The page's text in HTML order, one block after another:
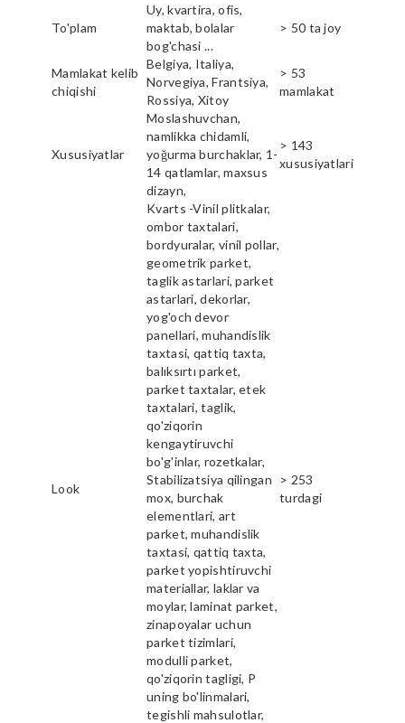
To'plam
Uy, kvartira, ofis,
maktab, bolalar
bog'chasi ...
> 50 ta joy
Mamlakat kelib
chiqishi
Belgiya, Italiya,
Norvegiya, Frantsiya,
Rossiya, Xitoy
> 53
mamlakat
Xususiyatlar
Moslashuvchan,
namlikka chidamli,
yoğurma burchaklar, 1-
14 qatlamlar, maxsus
dizayn,
> 143
xususiyatlari
Look
Kvarts -Vinil plitkalar,
ombor taxtalari,
bordyuralar, vinil pollar,
geometrik parket,
taglik astarlari, parket
astarlari, dekorlar,
yog'och devor
panellari, muhandislik
taxtasi, qattiq taxta,
balıksırtı parket,
parket taxtalar, etek
taxtalari, taglik,
qo'ziqorin
kengaytiruvchi
bo'g'inlar, rozetkalar,
Stabilizatsiya qilingan
mox, burchak
elementlari, art
parket, muhandislik
taxtasi, qattiq taxta,
parket yopishtiruvchi
materiallar, laklar va
moylar, laminat parket,
zinapoyalar uchun
parket tizimlari,
modulli parket,
qo'ziqorin tagligi, P
uning bo'linmalari,
tegishli mahsulotlar,
> 253
turdagi